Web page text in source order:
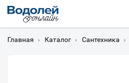
Главная › Каталог › Сантехника ›